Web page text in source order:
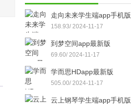
走向未来学生端app手机版
158.93/ 2024-11-17
到梦空间app最新版
69.60/ 2024-11-17
学而思HDapp最新版
505.00/ 2024-11-17
云上钢琴学生端app手机版